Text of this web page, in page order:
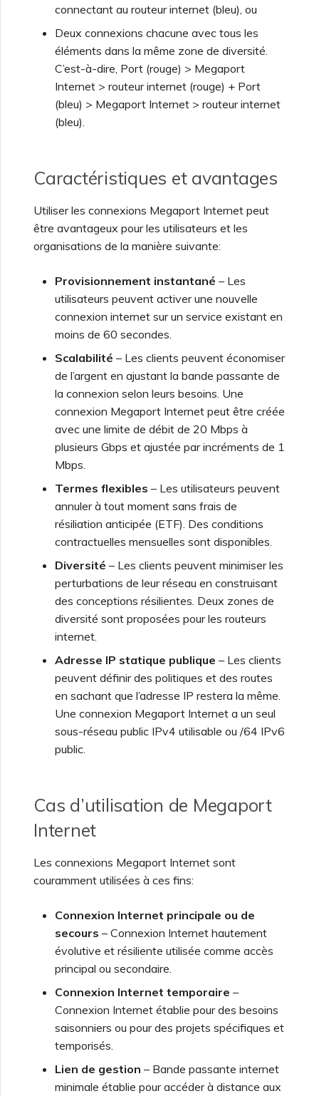
connectant au routeur internet (bleu), ou
Deux connexions chacune avec tous les
éléments dans la même zone de diversité.
C’est-à-dire, Port (rouge) > Megaport
Internet > routeur internet (rouge) + Port
(bleu) > Megaport Internet > routeur internet
(bleu).
Caractéristiques et avantages
Utiliser les connexions Megaport Internet peut
être avantageux pour les utilisateurs et les
organisations de la manière suivante:
Provisionnement instantané – Les
utilisateurs peuvent activer une nouvelle
connexion internet sur un service existant en
moins de 60 secondes.
Scalabilité – Les clients peuvent économiser
de l’argent en ajustant la bande passante de
la connexion selon leurs besoins. Une
connexion Megaport Internet peut être créée
avec une limite de débit de 20 Mbps à
plusieurs Gbps et ajustée par incréments de 1
Mbps.
Termes flexibles – Les utilisateurs peuvent
annuler à tout moment sans frais de
résiliation anticipée (ETF). Des conditions
contractuelles mensuelles sont disponibles.
Diversité – Les clients peuvent minimiser les
perturbations de leur réseau en construisant
des conceptions résilientes. Deux zones de
diversité sont proposées pour les routeurs
internet.
Adresse IP statique publique – Les clients
peuvent définir des politiques et des routes
en sachant que l’adresse IP restera la même.
Une connexion Megaport Internet a un seul
sous-réseau public IPv4 utilisable ou /64 IPv6
public.
Cas d’utilisation de Megaport
Internet
Les connexions Megaport Internet sont
couramment utilisées à ces fins:
Connexion Internet principale ou de
secours – Connexion Internet hautement
évolutive et résiliente utilisée comme accès
principal ou secondaire.
Connexion Internet temporaire –
Connexion Internet établie pour des besoins
saisonniers ou pour des projets spécifiques et
temporisés.
Lien de gestion – Bande passante internet
minimale établie pour accéder à distance aux